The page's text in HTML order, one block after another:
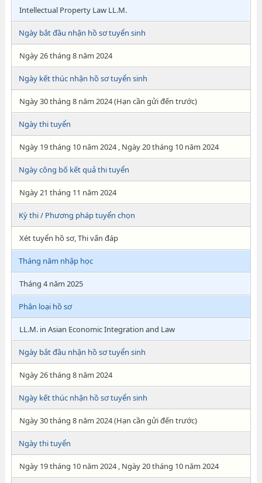
Intellectual Property Law LL.M.
Ngày bắt đầu nhận hồ sơ tuyển sinh
Ngày 26 tháng 8 năm 2024
Ngày kết thúc nhận hồ sơ tuyển sinh
Ngày 30 tháng 8 năm 2024 (Hạn cần gửi đến trước)
Ngày thi tuyển
Ngày 19 tháng 10 năm 2024 , Ngày 20 tháng 10 năm 2024
Ngày công bố kết quả thi tuyển
Ngày 21 tháng 11 năm 2024
Kỳ thi / Phương pháp tuyển chọn
Xét tuyển hồ sơ, Thi vấn đáp
Tháng năm nhập học
Tháng 4 năm 2025
Phân loại hồ sơ
LL.M. in Asian Economic Integration and Law
Ngày bắt đầu nhận hồ sơ tuyển sinh
Ngày 26 tháng 8 năm 2024
Ngày kết thúc nhận hồ sơ tuyển sinh
Ngày 30 tháng 8 năm 2024 (Hạn cần gửi đến trước)
Ngày thi tuyển
Ngày 19 tháng 10 năm 2024 , Ngày 20 tháng 10 năm 2024